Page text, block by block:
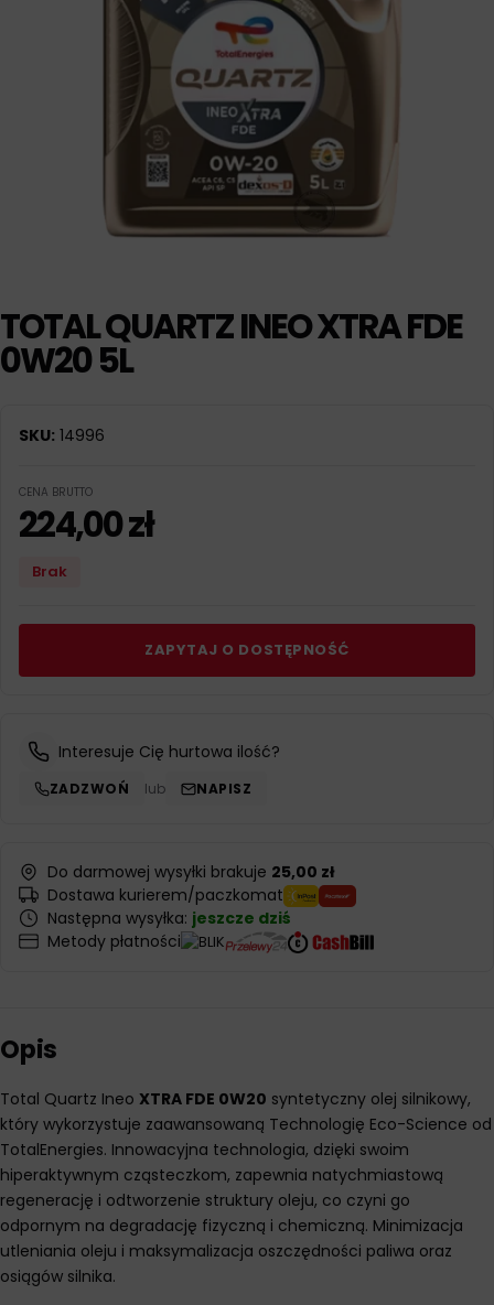
TOTAL QUARTZ INEO XTRA FDE
0W20 5L
SKU: 14996
CENA BRUTTO
224,00zł
Brak
ZAPYTAJ O DOSTĘPNOŚĆ
Interesuje Cię hurtowa ilość?
ZADZWOŃ lub NAPISZ
Do darmowej wysyłki brakuje 25,00 zł
Dostawa kurierem/paczkomat
Następna wysyłka: jeszcze dziś
Metody płatności
Opis
Total Quartz Ineo XTRA FDE 0W20 syntetyczny olej silnikowy,
który wykorzystuje zaawansowaną Technologię Eco-Science od
TotalEnergies. Innowacyjna technologia, dzięki swoim
hiperaktywnym cząsteczkom, zapewnia natychmiastową
regenerację i odtworzenie struktury oleju, co czyni go
odpornym na degradację fizyczną i chemiczną. Minimizacja
utleniania oleju i maksymalizacja oszczędności paliwa oraz
osiągów silnika.